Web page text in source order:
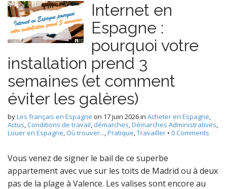
Internet en
Espagne :
pourquoi votre
installation prend 3
semaines (et comment
éviter les galères)
byLes français en Espagne on 17 juin 2026in Acheter en Espagne,
Actus, Conditions de travail, démarches,Démarches Administratives,
Louer en Espagne, Où trouver...,Pratique,Travailler • 0 Comments
Vous venez de signer le bail de ce superbe
appartement avec vue sur les toits de Madrid ou à deux
pas de la plage à Valence. Les valises sont encore au